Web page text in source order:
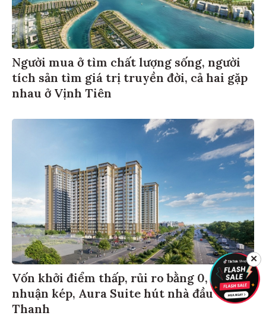
Người mua ở tìm chất lượng sống, người
tích sản tìm giá trị truyền đời, cả hai gặp
nhau ở Vịnh Tiên
Vốn khởi điểm thấp, rủi ro bằng 0, sinh lợi
nhuận kép, Aura Suite hút nhà đầu tư xứ
Thanh
✕